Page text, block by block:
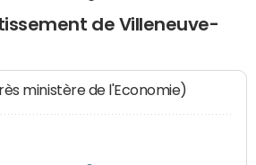
de Villeneuve-
ministère de l'Economie)